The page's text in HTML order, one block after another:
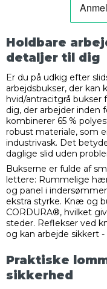
Holdbare
detaljer til dig
Er du på udkig efter
arbejdsbukser, der kan
hvid/antracitgrå bukser
dig, der arbejder inden
kombinerer 65 %
robust materiale, som
industrivask. Det
daglige slid uden
Bukserne er fulde af
lettere: Rummelige
og panel i
ekstra styrke. Knæ og
CORDURA®, hvilket
steder. Reflekser ved
og kan arbejde sikkert
Praktiske
sikkerhed